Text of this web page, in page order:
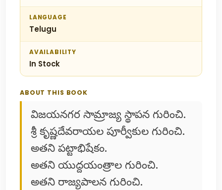
LANGUAGE
Telugu
AVAILABILITY
In Stock
ABOUT THIS BOOK
విజయనగర సామ్రాజ్య స్థాపన గురించి.
శ్రీ కృష్ణదేవరాయల పూర్వీకుల గురించి.
అతని పట్టాభిషేకం.
అతని యుద్దయంత్రాల గురించి.
అతని రాజ్యపాలన గురించి.